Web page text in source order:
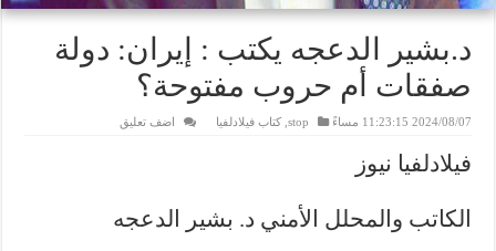
د.بشير الدعجه يكتب : إيران: دولة
صفقات أم حروب مفتوحة؟
2024/08/07 11:23:15 مساءً stop
,كتاب فيلادلفيا اضف تعليق
فيلادلفيا نيوز
الكاتب والمحلل الأمني د. بشير الدعجه